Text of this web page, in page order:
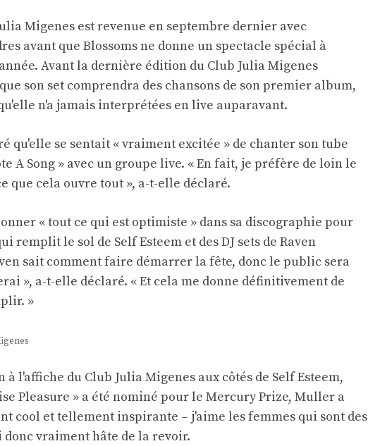
Migenes est revenue en septembre dernier avec
avant que Blossoms ne donne un spectacle spécial à
Avant la dernière édition du Club Julia Migenes
son set comprendra des chansons de son premier album,
n'a jamais interprétées en live auparavant.
qu'elle se sentait « vraiment excitée » de chanter son tube
A Song » avec un groupe live. « En fait, je préfère de loin le
que cela ouvre tout », a-t-elle déclaré.
« tout ce qui est optimiste » dans sa discographie pour
remplit le sol de Self Esteem et des DJ sets de Raven
sait comment faire démarrer la fête, donc le public sera
», a-t-elle déclaré. « Et cela me donne définitivement de
»
l'affiche du Club Julia Migenes aux côtés de Self Esteem,
Pleasure » a été nominé pour le Mercury Prize, Muller a
cool et tellement inspirante – j'aime les femmes qui sont des
donc vraiment hâte de la revoir.